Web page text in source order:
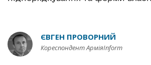
ЄВГЕН ПРОВОРНИЙ
Кореспондент АрміяInform